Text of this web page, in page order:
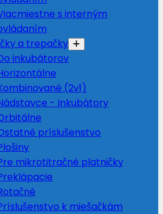
s interným
a trepačky
inkubátorov
(2v1)
- Inkubátory
príslušenstvo
mikrotitračné platničky
k miešačkám